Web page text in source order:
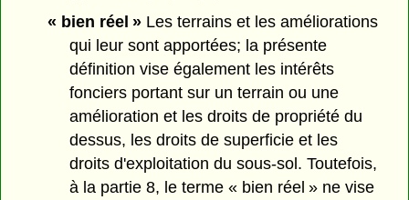
« bien réel »Les terrains et les améliorations
qui leur sont apportées; la présente
définition vise également les intérêts
fonciers portant sur un terrain ou une
amélioration et les droits de propriété du
dessus, les droits de superficie et les
droits d'exploitation du sous-sol. Toutefois,
à la partie 8, le terme « bien réel » ne vise